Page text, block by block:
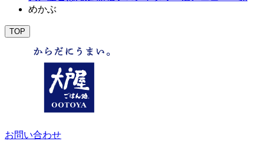
めかぶ
TOP
お問い合わせ